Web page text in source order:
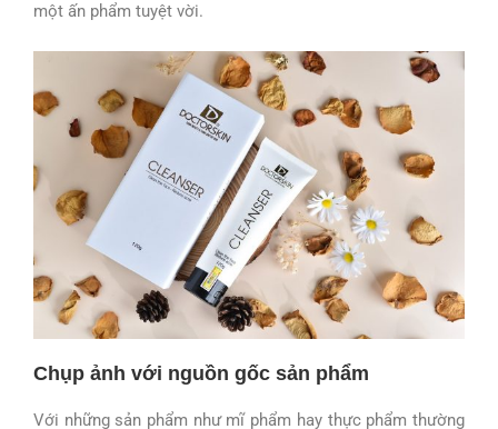
một ấn phẩm tuyệt vời.
Chụp ảnh với nguồn gốc sản phẩm
Với những sản phẩm như mĩ phẩm hay thực phẩm thường